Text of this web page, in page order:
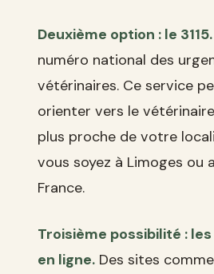
Deuxième option : le 3115.
numéro national des
vétérinaires. Ce service
orienter vers le
plus proche de votre
vous soyez à Limoges ou
France.
Troisième possibilité :
en ligne. Des sites